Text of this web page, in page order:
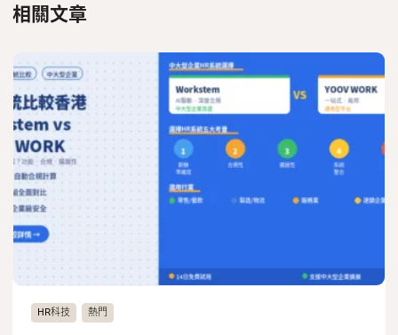
相關文章
HR科技 熱門